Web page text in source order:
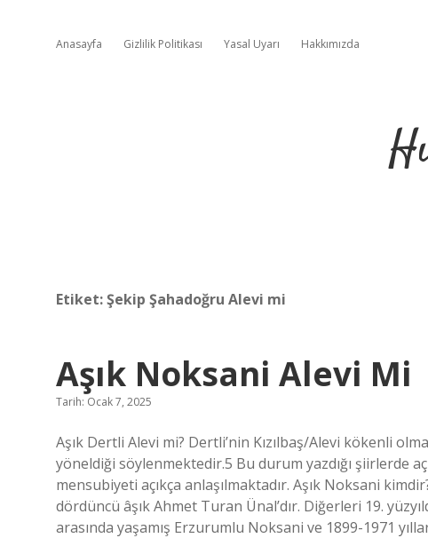
Anasayfa Gizlilik Politikası Yasal Uyarı Hakkımızda
Etiket:Şekip Şahadoğru Alevi mi
Aşık Noksani Alevi Mi
Tarih: Ocak 7, 2025
Aşık Dertli Alevi mi? Dertli’nin Kızılbaş/Alevi kökenli
yöneldiği söylenmektedir.5 Bu durum yazdığı şiirlerde
mensubiyeti açıkça anlaşılmaktadır. Aşık Noksani
dördüncü âşık Ahmet Turan Ünal’dır. Diğerleri 19.
arasında yaşamış Erzurumlu Noksani ve 1899-1971